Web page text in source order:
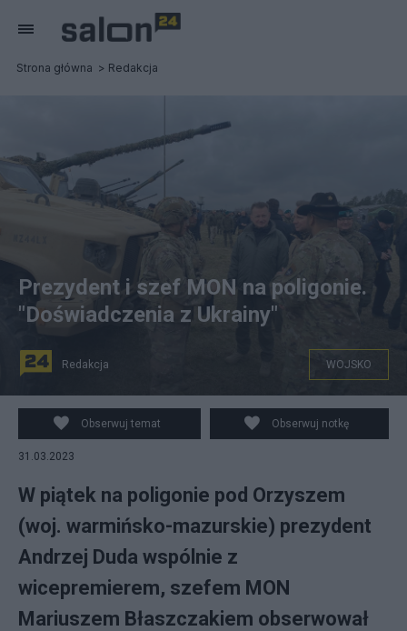
Strona główna Redakcja
fot. Twitter
Prezydent i szef MON na poligonie.
"Doświadczenia z Ukrainy"
Redakcja WOJSKO
Obserwuj temat Obserwuj notkę
31.03.2023
W piątek na poligonie pod Orzyszem
(woj. warmińsko-mazurskie) prezydent
Andrzej Duda wspólnie z
wicepremierem, szefem MON
Mariuszem Błaszczakiem obserwował